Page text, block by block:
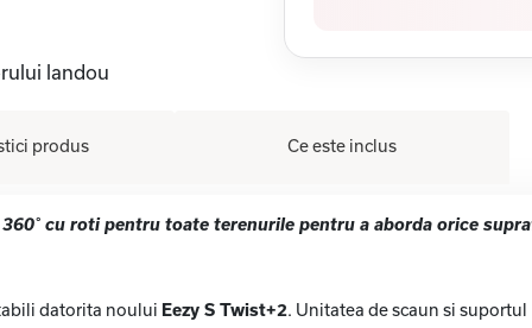
landou
produs Ce este inclus
cu roti pentru toate terenurile pentru a aborda orice
datorita noului Eezy S Twist+2. Unitatea de scaun si